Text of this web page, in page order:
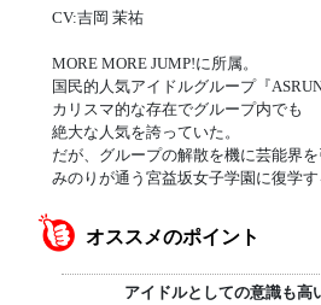
CV:吉岡 茉祐
MORE MORE JUMP!に所属。
国民的人気アイドルグループ『
カリスマ的な存在でグループ内でも
絶大な人気を誇っていた。
だが、グループの解散を機に芸能界を
みのりが通う宮益坂女子学園に復学す
オススメのポイント
アイドルとしての意識も高